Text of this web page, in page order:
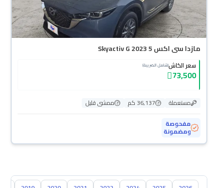
مازدا سى اكس 5 Skyactiv G 2023
سعر الكاش(شامل الضريبة)
73,500
مستعملة 36,137 كم
ممشى قليل
مفحوصة
ومضمونة